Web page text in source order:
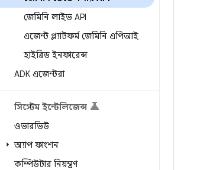
জেমিনি লাইভ API
এজেন্ট প্ল্যাটফর্ম জেমিনি এপিআই
হাইব্রিড ইনফারেন্স
ADK এজেন্টরা
সিস্টেম ইন্টেলিজেন্স
ওভারভিউ
অ্যাপ ফাংশন
কম্পিউটার নিয়ন্ত্রণ